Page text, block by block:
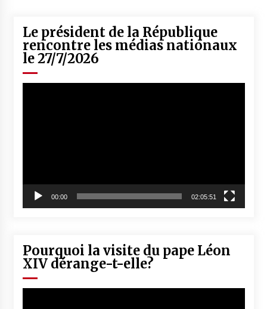
Le président de la République
rencontre les médias nationaux
le 27/7/2026
00:00 02:05:51
Pourquoi la visite du pape Léon
XIV dérange-t-elle?